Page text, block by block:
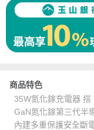
商品特色
35W氮化鎵充電器 搭
GaN氮化鎵第三代半
內建多重保護安全斷